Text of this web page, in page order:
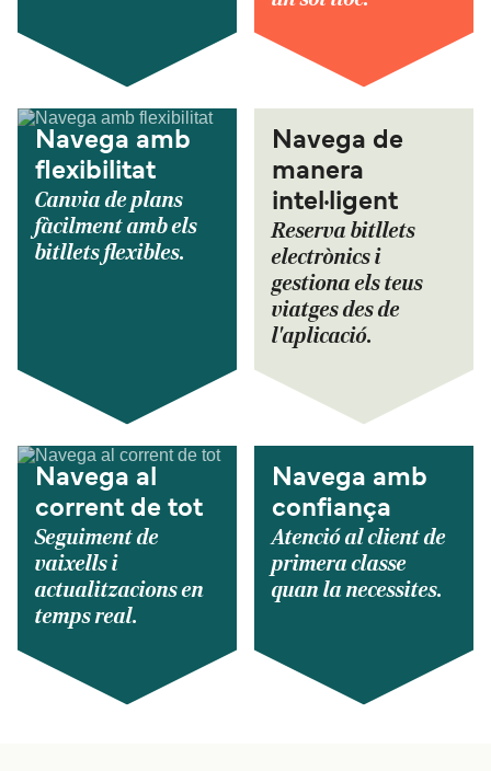
Navega amb
flexibilitat
Canvia de plans
fàcilment amb els
bitllets flexibles.
Navega de
manera
intel·ligent
Reserva bitllets
electrònics i
gestiona els teus
viatges des de
l'aplicació.
Navega al
corrent de tot
Seguiment de
vaixells i
actualitzacions en
temps real.
Navega amb
confiança
Atenció al client de
primera classe
quan la necessites.